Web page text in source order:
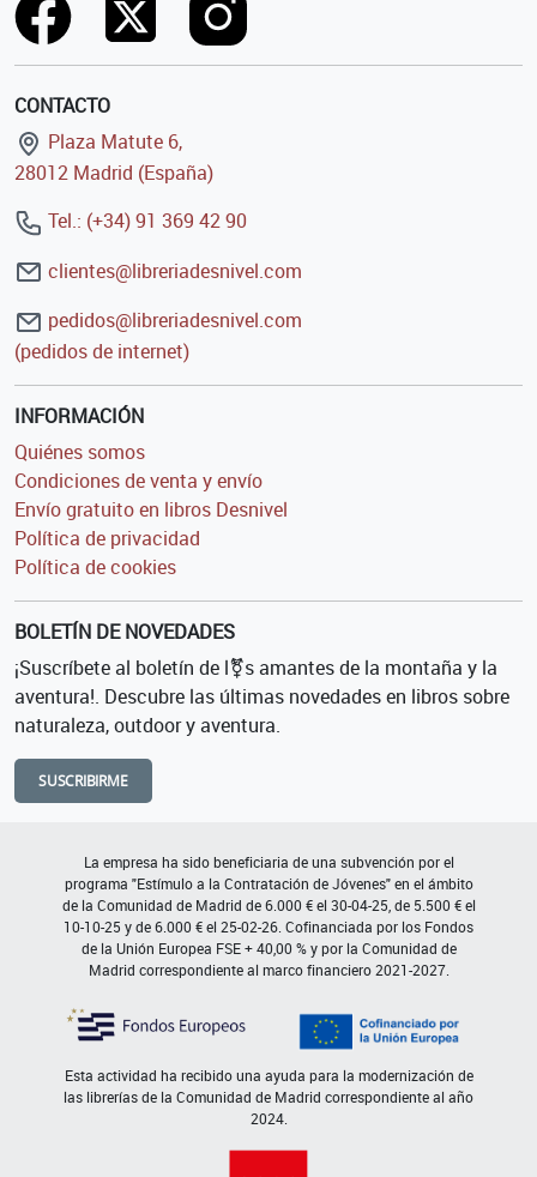
CONTACTO
Plaza Matute 6,
28012 Madrid (España)
Tel.: (+34) 91 369 42 90
clientes@libreriadesnivel.com
pedidos@libreriadesnivel.com
(pedidos de internet)
INFORMACIÓN
Quiénes somos
Condiciones de venta y envío
Envío gratuito en libros Desnivel
Política de privacidad
Política de cookies
BOLETÍN DE NOVEDADES
¡Suscríbete al boletín de l⚧s amantes de la montaña y la
aventura!. Descubre las últimas novedades en libros sobre
naturaleza, outdoor y aventura.
SUSCRIBIRME
La empresa ha sido beneficiaria de una subvención por el
programa "Estímulo a la Contratación de Jóvenes" en el ámbito
de la Comunidad de Madrid de 6.000 € el 30-04-25, de 5.500 € el
10-10-25 y de 6.000 € el 25-02-26. Cofinanciada por los Fondos
de la Unión Europea FSE + 40,00 % y por la Comunidad de
Madrid correspondiente al marco financiero 2021-2027.
Esta actividad ha recibido una ayuda para la modernización de
las librerías de la Comunidad de Madrid correspondiente al año
2024.